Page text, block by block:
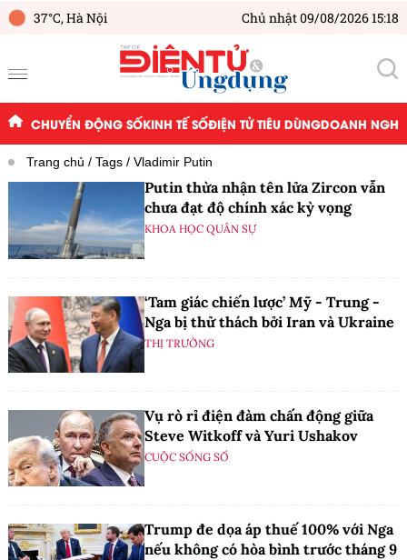
37°C,Hà Nội Chủ nhật 09/08/2026 15:18
CHUYỂN ĐỘNG SỐKINH TẾ SỐĐIỆN TỬ TIÊU DÙNGDOANH
Trang chủ Tags Vladimir Putin
Putin thừa nhận tên lửa Zircon vẫn
chưa đạt độ chính xác kỳ vọng
KHOA HỌC QUÂN SỰ
‘Tam giác chiến lược’ Mỹ - Trung -
Nga bị thử thách bởi Iran và Ukraine
THỊ TRƯỜNG
Vụ rò rỉ điện đàm chấn động giữa
Steve Witkoff và Yuri Ushakov
CUỘC SỐNG SỐ
Trump đe dọa áp thuế 100% với Nga
nếu không có hòa bình trước tháng 9